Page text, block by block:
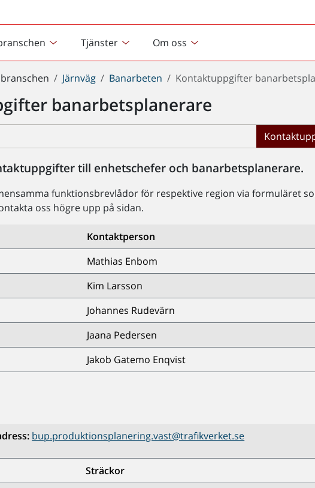
Tjänster Om oss
Järnväg Banarbeten Kontaktuppgifter
banarbetsplanerare
till enhetschefer och banarbetsplanerare.
funktionsbrevlådor för respektive region via formuläret
oss högre upp på sidan.
Kontaktperson
Mathias Enbom
Kim Larsson
Johannes Rudevärn
Jaana Pedersen
Jakob Gatemo Enqvist
bup.produktionsplanering.vast@trafikverket.se
Sträckor